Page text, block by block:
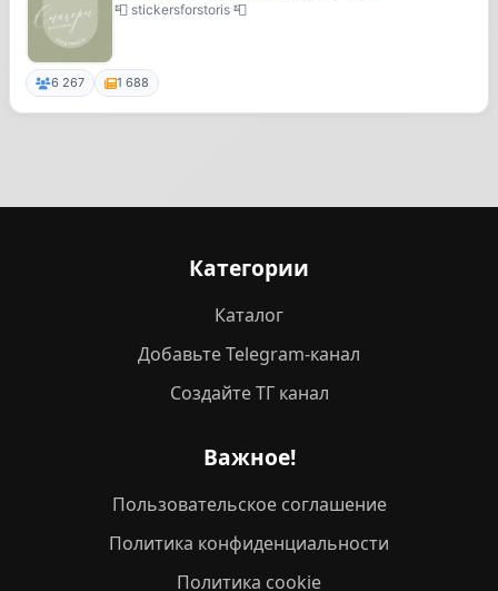
📮 stickersforstoris 📮
6 267 1 688
Категории
Каталог
Добавьте Telegram-канал
Создайте ТГ канал
Важное!
Пользовательское соглашение
Политика конфиденциальности
Политика cookie